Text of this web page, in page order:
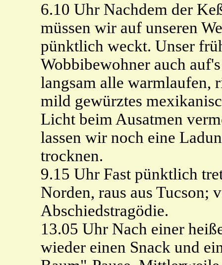
6.10 Uhr Nachdem der
müssen wir auf unseren
pünktlich weckt. Unser
Wobbibewohner auch
langsam alle warmlaufen,
mild gewürztes
Licht beim Ausatmen
lassen wir noch eine
trocknen.
9.15 Uhr Fast pünktlich
Norden, raus aus Tucson;
Abschiedstragödie.
13.05 Uhr Nach einer
wieder einen Snack und